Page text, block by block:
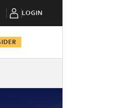
LOGIN